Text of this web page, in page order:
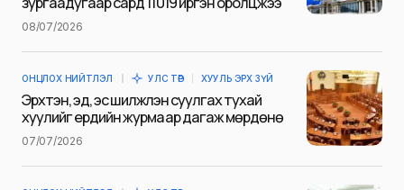
Сэтгэгдэл*
Name
08/07/2026
ОНЦЛОХ НИЙТЛЭЛ УЛС ТӨР ХУУЛЬ ЭРХ ЗҮЙ
Эрхтэн, эд, эс шилжүүлэн суулгах тухай
хуулийг ердийн журмаар дагаж мөрдөнө
07/07/2026